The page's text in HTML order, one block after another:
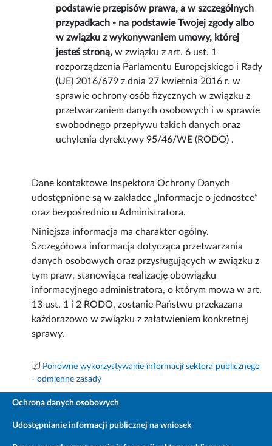
podstawie przepisów prawa, a w szczególnych
przypadkach - na podstawie Twojej zgody albo
w związku z wykonywaniem umowy, której
jesteś stroną,w związku z art. 6 ust. 1
rozporządzenia Parlamentu Europejskiego i Rady
(UE) 2016/679 z dnia 27 kwietnia 2016 r. w
sprawie ochrony osób fizycznych w związku z
przetwarzaniem danych osobowych i w sprawie
swobodnego przepływu takich danych oraz
uchylenia dyrektywy 95/46/WE (RODO) .
Dane kontaktowe Inspektora Ochrony Danych
udostępnione są w zakładce „Informacje o jednostce”
oraz bezpośrednio u Administratora.
Niniejsza informacja ma charakter ogólny.
Szczegółowa informacja dotycząca przetwarzania
danych osobowych oraz przysługujących w związku z
tym praw, stanowiąca realizację obowiązku
informacyjnego administratora, o którym mowa w art.
13 ust. 1 i 2 RODO, zostanie Państwu przekazana
każdorazowo w związku z załatwieniem konkretnej
sprawy.
Ponowne wykorzystywanie informacji sektora publicznego
- odmienne zasady
Ochrona danych osobowych
Udostępnianie informacji publicznej na wniosek